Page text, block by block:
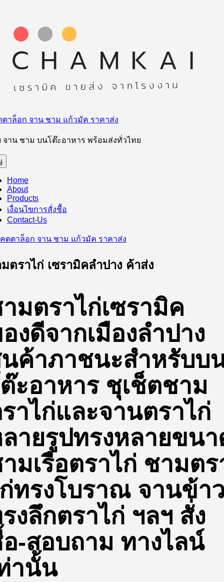
วาม
าล็อก จาน ชาม แก้วมัค ราคาส่ง
จาน ชาม บนโต๊ะอาหาร พร้อมส่งทั่วไทย
Home
About
Products
เงื่อนไขการสั่งชื้อ
Contact-Us
ตราไก่ เซรามิคลำปาง ค้าส่ง
มตราไก่เซรามิค
งดีจากเมืองลำปาง
ค้าภาชนะสำหรับบ
ะอาหาร ชุเช็ตชาม
าไก่และจานตราไก่
ายรูปทรงหลายขน
มเรือตราไก่ ชามตร
ทรงโบราณ จานข้า
งลึกตราไก่ ฯลฯ สั่ง
-สอบถาม ทางไลน์
านั้น